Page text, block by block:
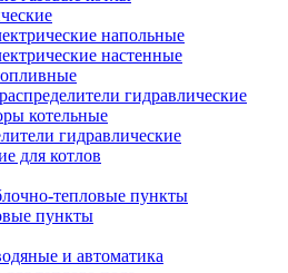
напольные
настенные
гидравлические
котельные
гидравлические
для котлов
тепловые пункты
пункты
и автоматика